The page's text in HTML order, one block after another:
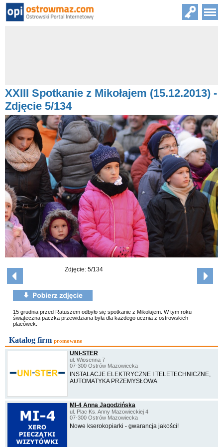
XXIII Spotkanie z Mikołajem (15.12.2013) -
Zdjęcie 5/134
Zdjęcie: 5/134
15 grudnia przed Ratuszem odbyło się spotkanie z Mikołajem. W tym roku
świąteczna paczka przewidziana była dla każdego ucznia z ostrowskich
placówek.
Katalog firm promowane
UNI-STER
ul. Wiosenna 7
07-300 Ostrów Mazowiecka
INSTALACJE ELEKTRYCZNE I TELETECHNICZNE,
AUTOMATYKA PRZEMYSŁOWA
MI-4 Anna Jagodzińska
ul. Plac Ks. Anny Mazowieckiej 4
07-300 Ostrów Mazowiecka
Nowe kserokopiarki - gwarancja jakości!